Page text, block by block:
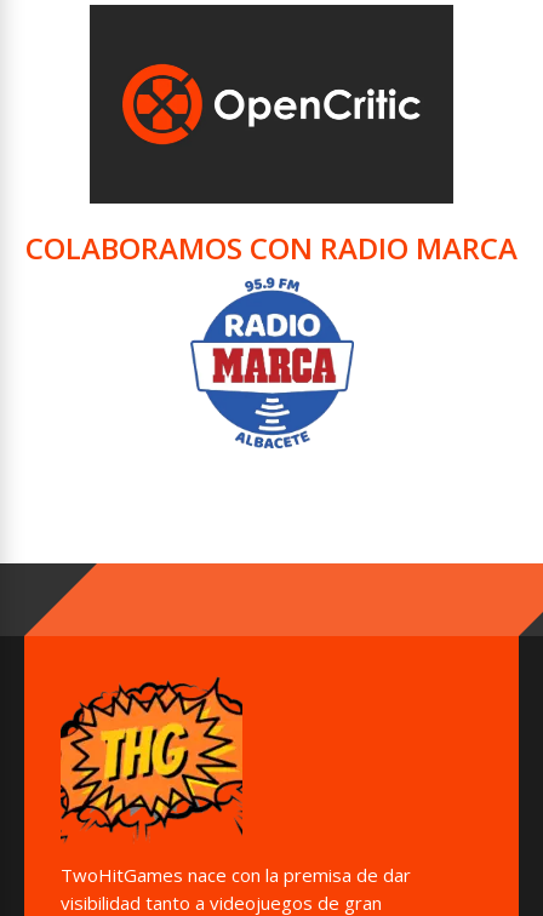
COLABORAMOS CON RADIO MARCA
TwoHitGames nace con la premisa de dar
visibilidad tanto a videojuegos de gran